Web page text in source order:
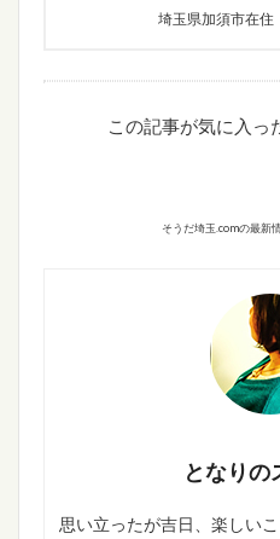
埼玉県加須市在住
この記事が気に入っ
そうだ埼玉.comの最新
となりの
思い立ったが吉日、楽しい